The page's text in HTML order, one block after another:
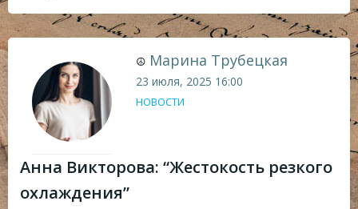
☮ Марина Трубецкая
23 июля, 2025 16:00
НОВОСТИ
Анна Викторова: “Жестокость резкого
охлаждения”